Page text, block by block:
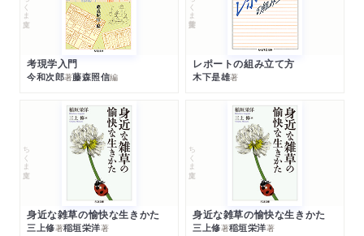
考現学入門
今和次郎著藤森照信編
レポートの組み立て方
木下是雄著
ちくま文庫
身近な雑草の愉快な生きかた
三上修著稲垣栄洋著
ちくま文庫
身近な雑草の愉快な生きかた
三上修著稲垣栄洋著